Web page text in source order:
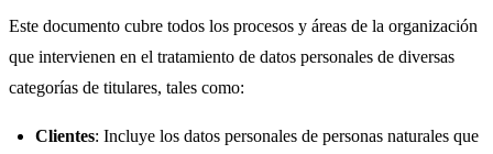
Este documento cubre todos los procesos y áreas de la organización
que intervienen en el tratamiento de datos personales de diversas
categorías de titulares, tales como:
Clientes: Incluye los datos personales de personas naturales que